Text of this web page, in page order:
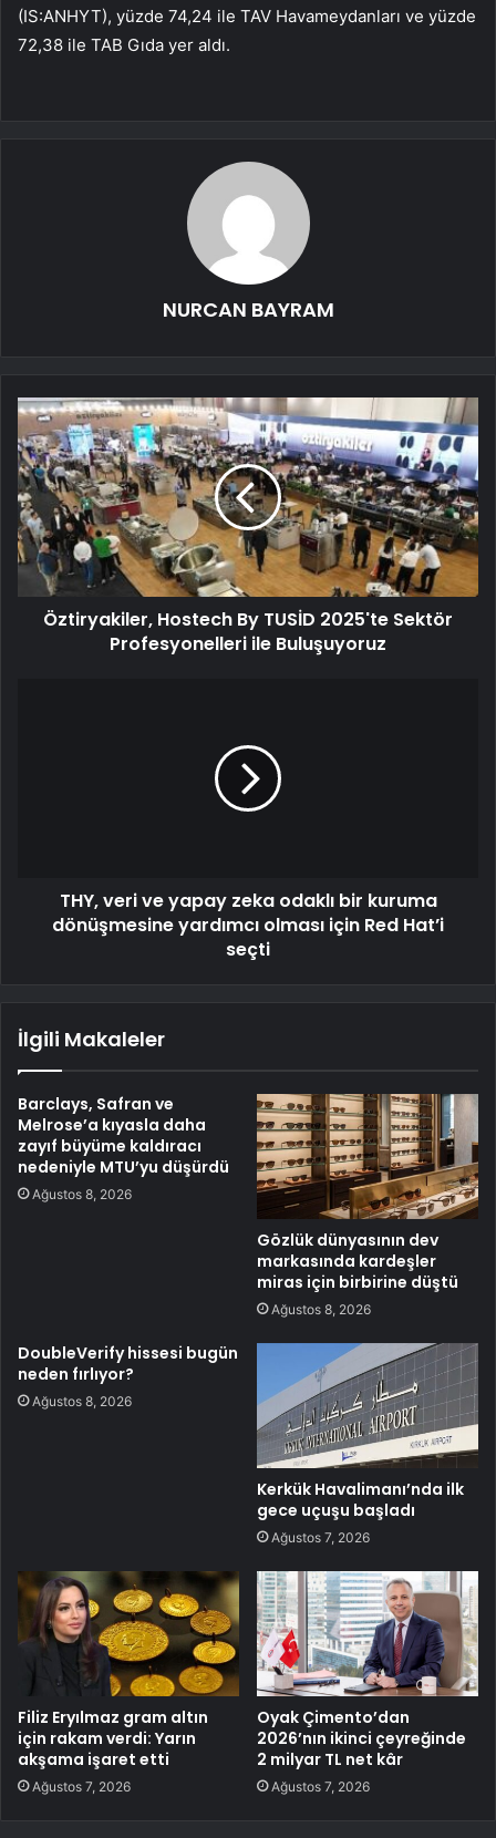
(IS:ANHYT), yüzde 74,24 ile TAV Havameydanları ve yüzde
72,38 ile TAB Gıda yer aldı.
NURCAN BAYRAM
Öztiryakiler, Hostech By TUSİD 2025'te Sektör
Profesyonelleri ile Buluşuyoruz
THY, veri ve yapay zeka odaklı bir kuruma
dönüşmesine yardımcı olması için Red Hat’i
seçti
İlgili Makaleler
Barclays, Safran ve
Melrose’a kıyasla daha
zayıf büyüme kaldıracı
nedeniyle MTU’yu düşürdü
Ağustos 8, 2026
Gözlük dünyasının dev
markasında kardeşler
miras için birbirine düştü
Ağustos 8, 2026
DoubleVerify hissesi bugün
neden fırlıyor?
Ağustos 8, 2026
Kerkük Havalimanı’nda ilk
gece uçuşu başladı
Ağustos 7, 2026
Filiz Eryılmaz gram altın
için rakam verdi: Yarın
akşama işaret etti
Ağustos 7, 2026
Oyak Çimento’dan
2026’nın ikinci çeyreğinde
2 milyar TL net kâr
Ağustos 7, 2026